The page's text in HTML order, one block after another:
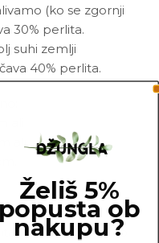
(ko se zgornji
30% perlita.
suhi zemlji
40% perlita.
ali
ali
vpliva vlaga, lahko
Želiš 5%
popusta ob
nakupu?